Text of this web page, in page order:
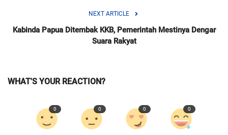
NEXT ARTICLE
Kabinda Papua Ditembak KKB, Pemerintah Mestinya Dengar
Suara Rakyat
WHAT'S YOUR REACTION?
0 0 0 0